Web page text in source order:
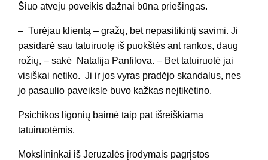
Šiuo atveju poveikis dažnai būna priešingas.
– Turėjau klientą – gražų, bet nepasitikintį savimi. Ji
pasidarė sau tatuiruotę iš puokštės ant rankos, daug
rožių, – sakė Natalija Panfilova. – Bet tatuiruotė jai
visiškai netiko. Ji ir jos vyras pradėjo skandalus, nes
jo pasaulio paveiksle buvo kažkas neįtikėtino.
Psichikos ligonių baimė taip pat išreiškiama
tatuiruotėmis.
Mokslininkai iš Jeruzalės įrodymais pagrįstos